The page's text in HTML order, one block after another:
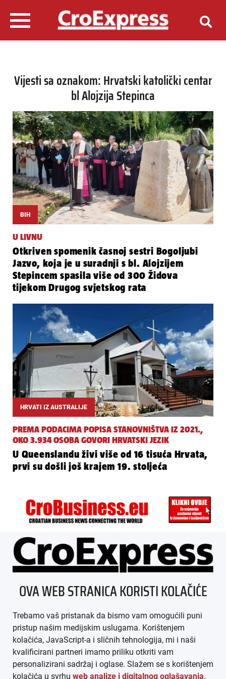
Vijesti sa oznakom: Hrvatski katolički centar
bl Alojzija Stepinca
BIH
U LIVNU
Otkriven spomenik časnoj sestri Bogoljubi
Jazvo, koja je u suradnji s bl. Alojzijem
Stepincem spasila više od 300 Židova
tijekom Drugog svjetskog rata
HRVATI IZ AUSTRALIJE
PREMA PODACIMA POPISA STANOVNIŠTVA IZ 2021.,
OKO 3.934 OSOBA GOVORI HRVATSKI JEZIK
U Queenslandu živi više od 16 tisuća Hrvata,
prvi su došli još krajem 19. stoljeća
ÜBER UNS
IMPRESSUM
AGB
DATENSCHUTZ
MEDIADATEN
OVA WEB STRANICA KORISTI KOLAČIĆE
Trebamo vaš pristanak da bismo vam omogućili puni
pristup našim medijskim uslugama. Korištenjem
kolačića, JavaScript-a i sličnih tehnologija, mi i naši
kvalificirani partneri imamo priliku otkriti vam
personalizirani sadržaj i oglase. Slažem se s korištenjem
kolačića u svrhu web analize i digitalnog oglašavanja.